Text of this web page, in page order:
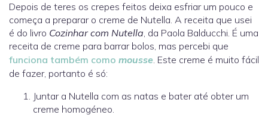
Depois de teres os crepes feitos deixa esfriar um pouco e
começa a preparar o creme de Nutella. A receita que usei
é do livro Cozinhar com Nutella, da Paola Balducchi. É uma
receita de creme para barrar bolos, mas percebi que
funciona também como mousse. Este creme é muito fácil
de fazer, portanto é só:
Juntar a Nutella com as natas e bater até obter um
creme homogéneo.